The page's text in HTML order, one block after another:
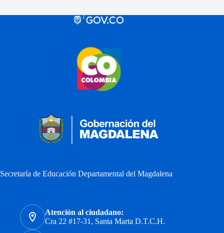
Secretaría de Educación Departamental del Magdalena
Atención al ciudadano:
Cra 22 #17-31, Santa Marta D.T.C.H.